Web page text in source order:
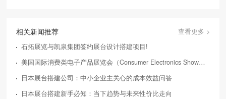
相关新闻推荐
查看更多 >
石拓展览与凯泉集团签约展台设计搭建项目!
美国国际消费类电子产品展览会（Consumer Electronics Show，简称CES）
日本展台搭建公司：中小企业主关心的成本效益问答
日本展台搭建新手必知：当下趋势与未来性价比走向